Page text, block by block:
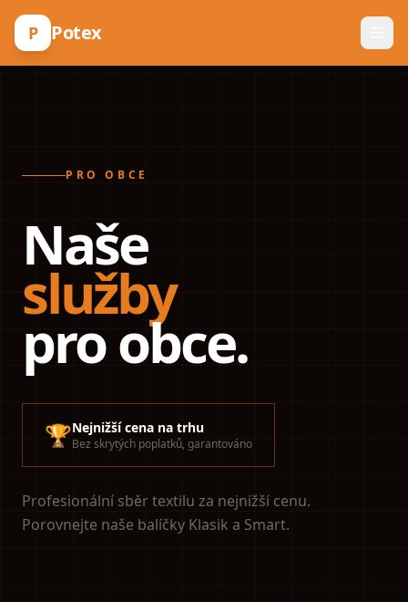
P Potex
PRO OBCE
Naše
služby
pro obce.
🏆Nejnižší cena na trhu
Bez skrytých poplatků, garantováno
Profesionální sběr textilu za nejnižší cenu.
Porovnejte naše balíčky Klasik a Smart.